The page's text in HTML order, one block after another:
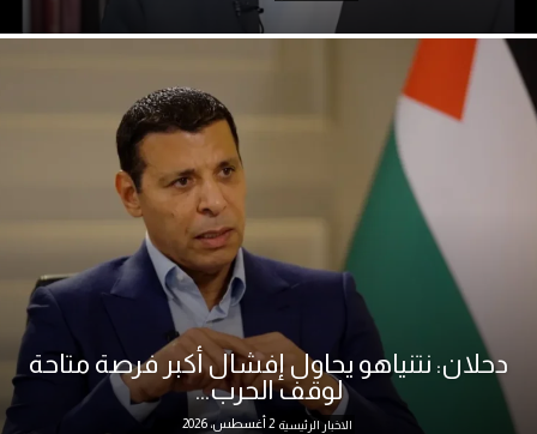
دحلان: نتنياهو يحاول إفشال أكبر فرصة متاحة
لوقف الحرب...
الاخبار الرئيسية 2 أغسطس، 2026